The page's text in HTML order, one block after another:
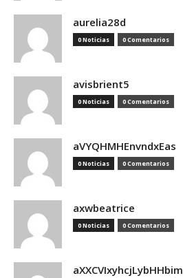
aurelia28d
0 Noticias 0 Comentarios
avisbrient5
0 Noticias 0 Comentarios
aVYQHMHEnvndxEas
0 Noticias 0 Comentarios
axwbeatrice
0 Noticias 0 Comentarios
aXXCVIxyhcjLybHHbim